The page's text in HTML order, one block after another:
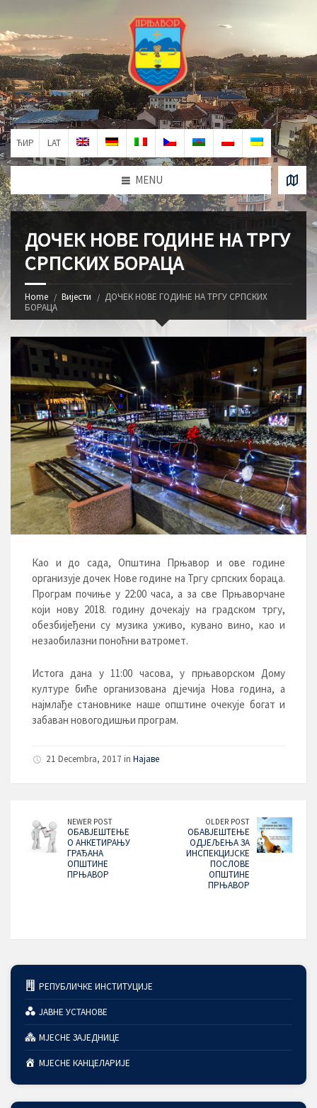
ЋИР LAT
MENU
ДОЧЕК НОВЕ ГОДИНЕ НА ТРГУ
СРПСКИХ БОРАЦА
Home Вијести
ДОЧЕК НОВЕ ГОДИНЕ НА ТРГУ СРПСКИХ
БОРАЦА
Као и до сада, Општина Прњавор и ове године
организује дочек Нове године на Тргу српских бораца.
Програм почиње у 22:00 часа, а за све Прњаворчане
који нову 2018. годину дочекају на градском тргу,
обезбијеђени су музика уживо, кувано вино, као и
незаобилазни поноћни ватромет.
Истога дана у 11:00 часова, у прњаворском Дому
културе биће организована дјечија Нова година, а
најмлађе становнике наше општине очекује богат и
забаван новогодишњи програм.
21 Decembra, 2017 in Најаве
NEWER POST
ОБАВЈЕШТЕЊЕ
О АНКЕТИРАЊУ
ГРАЂАНА
ОПШТИНЕ
ПРЊАВОР
OLDER POST
ОБАВЈЕШТЕЊЕ
ОДЈЕЉЕЊА ЗА
ИНСПЕКЦИЈСКЕ
ПОСЛОВЕ
ОПШТИНЕ
ПРЊАВОР
РЕПУБЛИЧКЕ ИНСТИТУЦИЈЕ
ЈАВНЕ УСТАНОВЕ
МЈЕСНЕ ЗАЈЕДНИЦЕ
МЈЕСНЕ КАНЦЕЛАРИЈЕ